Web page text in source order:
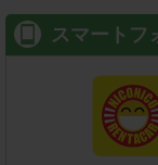
スマートフ